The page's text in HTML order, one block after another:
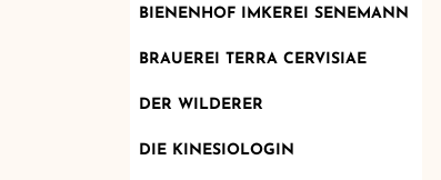
BIENENHOF IMKEREI SENEMANN
BRAUEREI TERRA CERVISIAE
DER WILDERER
DIE KINESIOLOGIN